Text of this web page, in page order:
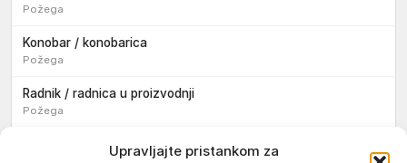
Upravljajte pristankom za
Požega
Konobar / konobarica
Požega
Radnik / radnica u proizvodnji
Požega
Sezonski pomoćni radnik / sezonska pomoćna radnica